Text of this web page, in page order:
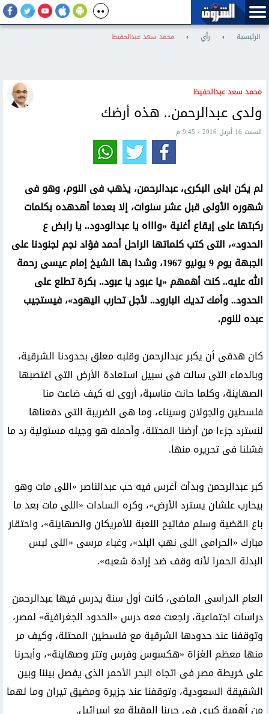
الرئيسية › رأي › محمد سعد عبدالحفيظ
محمد سعد عبدالحفيظ
ولدى عبدالرحمن.. هذه أرضك
السبت 16 أبريل 2016 - 9:45 م
لم يكن ابنى البكرى، عبدالرحمن، يذهب فى النوم، وهو فى
شهوره الأولى قبل عشر سنوات، إلا بعدما أهدهده بكلمات
ركبتها على إيقاع أغنية «واااه يا عبدالودود.. يا رابض ع
الحدود»، التى كتب كلماتها الراحل أحمد فؤاد نجم لجنودنا على
الجبهة يوم 9 يونيو 1967، وشدا بها الشيخ إمام عيسى رحمة
الله عليه.. كنت أهمهم «يا عبود يا عبود.. بكرة تطلع على
الحدود.. وأمك تديك البارود.. لأجل تحارب اليهود»، فيستجيب
عبده للنوم.
كان هدفى أن يكبر عبدالرحمن وقلبه معلق بحدودنا الشرقية،
وبالدماء التى سالت فى سبيل استعادة الأرض التى اغتصبها
الصهاينة، وكلما حانت مناسبة، أروى له كيف ضاعت منا
فلسطين والجولان وسيناء، وما هى الضريبة التى دفعناها
لنسترد جزءا من أرضنا المحتلة، وأحمله هو وجيله مسئولية رد ما
فشلنا فى تحريره منها.
كبر عبدالرحمن وبدأت أغرس فيه حب عبدالناصر «اللى مات وهو
بيحارب علشان يسترد الأرض»، وكره السادات «اللى مات بعد ما
باع القضية وسلم مفاتيح اللعبة للأمريكان والصهاينة»، واحتقار
مبارك «الحرامى اللى نهب البلد»، وغباء مرسى «اللى لبس
البدلة الحمرا لأنه وقف ضد إرادة شعبه».
العام الدراسى الماضى، كانت أول سنة يدرس فيها عبدالرحمن
دراسات اجتماعية، راجعت معه درس «الحدود الجغرافية» لمصر،
وتوقفنا عند حدودها الشرقية مع فلسطين المحتلة، وكيف مر
منها معظم الغزاة «هكسوس وفرس وتتر وصهاينة»، وأبحرنا
على خريطة مصر فى اتجاه البحر الأحمر الذى يفصل بيننا وبين
الشقيقة السعودية، وتوقفنا عند جزيرة ومضيق تيران وما لهما
من أهمية كبرى فى حربنا المقبلة مع إسرائيل.